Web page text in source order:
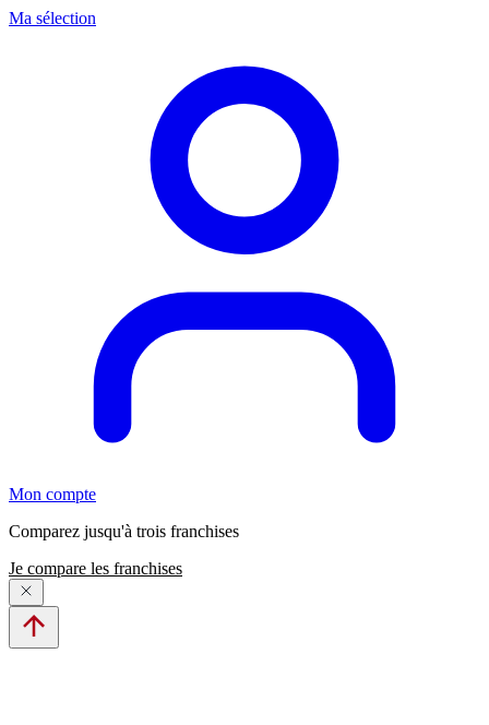
Ma sélection
Mon compte
Comparez jusqu'à trois franchises
Je compare les franchises